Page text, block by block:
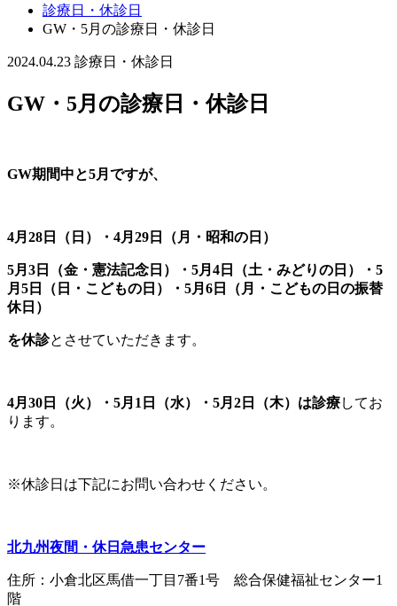
診療日・休診日
GW・5月の診療日・休診日
2024.04.23 診療日・休診日
GW・5月の診療日・休診日
GW期間中と5月ですが、
4月28日（日）・4月29日（月・昭和の日）
5月3日（金・憲法記念日）・5月4日（土・みどりの日）・5
月5日（日・こどもの日）・5月6日（月・こどもの日の振替
休日）
を休診とさせていただきます。
4月30日（火）・5月1日（水）・5月2日（木）は診療してお
ります。
※休診日は下記にお問い合わせください。
北九州夜間・休日急患センター
住所：小倉北区馬借一丁目7番1号 総合保健福祉センター1
階